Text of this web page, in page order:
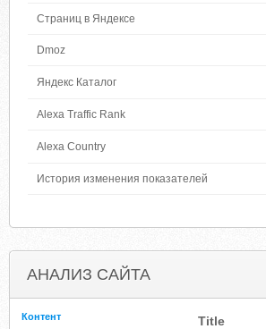
Страниц в Яндексе
Dmoz
Яндекс Каталог
Alexa Traffic Rank
Alexa Country
История изменения показателей
АНАЛИЗ САЙТА
Контент Title